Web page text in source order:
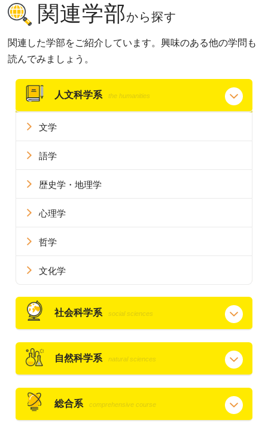
関連学部から探す
関連した学部をご紹介しています。興味のある他の学問も
読んでみましょう。
人文科学系 the humanities
文学
語学
歴史学・地理学
心理学
哲学
文化学
社会科学系 social sciences
自然科学系 natural sciences
総合系 comprehensive course